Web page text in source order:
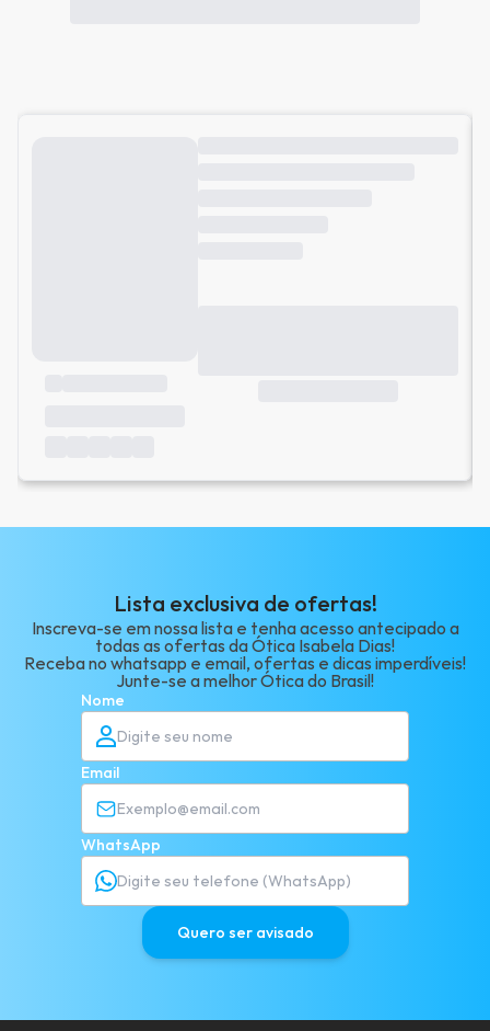
Lista exclusiva de ofertas!
Inscreva-se em nossa lista e tenha acesso antecipado a
todas as ofertas da Ótica Isabela Dias!
Receba no whatsapp e email, ofertas e dicas imperdíveis!
Junte-se a melhor Ótica do Brasil!
Nome
Email
WhatsApp
Quero ser avisado